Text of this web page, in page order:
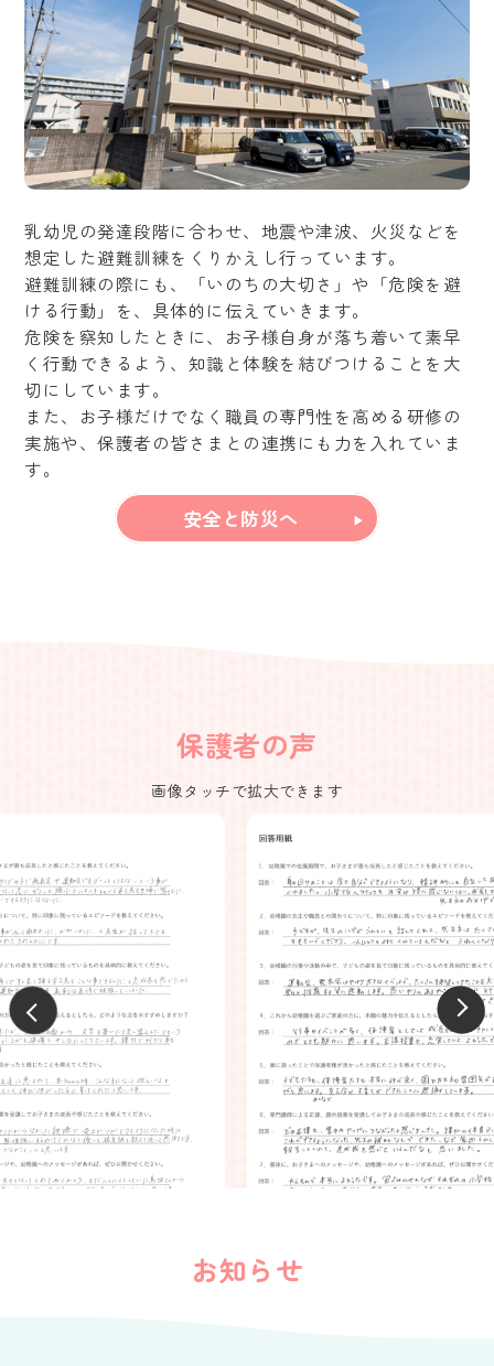
乳幼児の発達段階に合わせ、地震や津波、火災などを
想定した避難訓練をくりかえし行っています。
避難訓練の際にも、「いのちの大切さ」や「危険を避
ける行動」を、具体的に伝えていきます。
危険を察知したときに、お子様自身が落ち着いて素早
く行動できるよう、知識と体験を結びつけることを大
切にしています。
また、お子様だけでなく職員の専門性を高める研修の
実施や、保護者の皆さまとの連携にも力を入れていま
す。
安全と防災へ
保護者の声
画像タッチで拡大できます
お知らせ